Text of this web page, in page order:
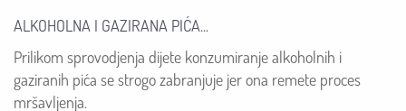
ALKOHOLNA I GAZIRANA PIĆA...
Prilikom sprovodjenja dijete konzumiranje alkoholnih i
gaziranih pića se strogo zabranjuje jer ona remete proces
mršavljenja.